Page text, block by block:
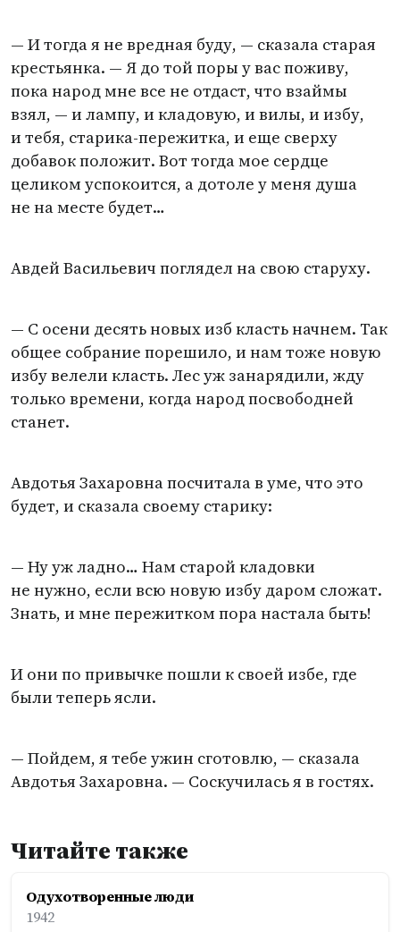
— И тогда я не вредная буду, — сказала старая
крестьянка. — Я до той поры у вас поживу,
пока народ мне все не отдаст, что взаймы
взял, — и лампу, и кладовую, и вилы, и избу,
и тебя, старика-пережитка, и еще сверху
добавок положит. Вот тогда мое сердце
целиком успокоится, а дотоле у меня душа
не на месте будет…
Авдей Васильевич поглядел на свою старуху.
— С осени десять новых изб класть начнем. Так
общее собрание порешило, и нам тоже новую
избу велели класть. Лес уж занарядили, жду
только времени, когда народ посвободней
станет.
Авдотья Захаровна посчитала в уме, что это
будет, и сказала своему старику:
— Ну уж ладно… Нам старой кладовки
не нужно, если всю новую избу даром сложат.
Знать, и мне пережитком пора настала быть!
И они по привычке пошли к своей избе, где
были теперь ясли.
— Пойдем, я тебе ужин сготовлю, — сказала
Авдотья Захаровна. — Соскучилась я в гостях.
Читайте также
Одухотворенные люди
1942